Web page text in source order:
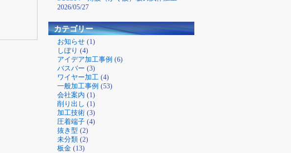
2026/05/27
カテゴリー
お知らせ (1)
しぼり (4)
アイデア加工事例 (6)
バスバー (3)
ワイヤー加工 (4)
一般加工事例 (53)
会社案内 (1)
削り出し (1)
加工技術 (3)
圧着端子 (4)
抜き型 (2)
未分類 (2)
板金 (13)